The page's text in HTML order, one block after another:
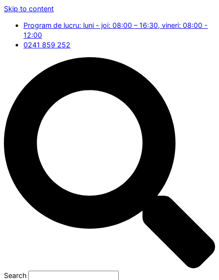
Skip to content
Program de lucru: luni - joi: 08:00 – 16:30, vineri: 08:00 -
12:00
0241 859 252
Search